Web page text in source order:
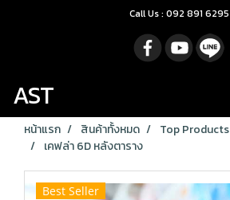
Call Us : 092 891 6295
AST
หน้าแรก สินค้าทั้งหมด
Top Products
เคฟล่า 6D หลังตาราง
Best Seller